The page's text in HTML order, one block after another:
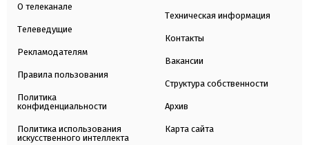
О телеканале
Телеведущие
Рекламодателям
Правила пользования
Политика
конфиденциальности
Политика использования
искусственного интеллекта
Техническая информация
Контакты
Вакансии
Структура собственности
Архив
Карта сайта